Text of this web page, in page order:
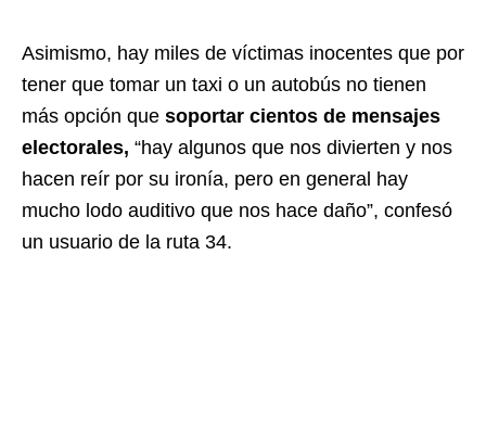
Asimismo, hay miles de víctimas inocentes que por
tener que tomar un taxi o un autobús no tienen
más opción que soportar cientos de mensajes
electorales, “hay algunos que nos divierten y nos
hacen reír por su ironía, pero en general hay
mucho lodo auditivo que nos hace daño”, confesó
un usuario de la ruta 34.